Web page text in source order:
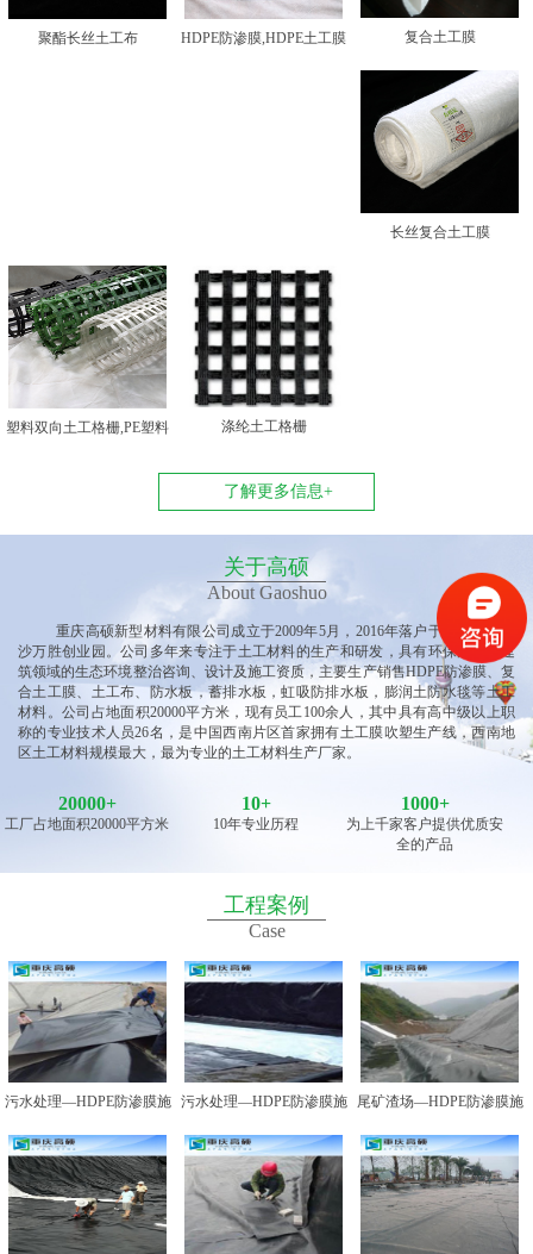
聚酯长丝土工布 HDPE防渗膜,HDPE土工膜 复合土工膜
长丝复合土工膜
塑料双向土工格栅,PE塑料 涤纶土工格栅
了解更多信息+
关于高硕
About Gaoshuo
重庆高硕新型材料有限公司 成立于2009年5月，2016年落户于重庆垫江黄
沙万胜创业园 。公司多年来专注于土工材料的生产和研发，具有环保产业、建
筑领域的生态环境整治咨询、设计及施工资质，主要生产销售HDPE防渗膜、复
合土工膜、土工布、防水板，蓄排水板，虹吸防排水板，膨润土防水毯等土工
材料。公司占地面积20000平方米，现有员工100余人，其中具有高中级以上职
称的专业技术人员26名，是中国西南片区首家拥有土工膜吹塑生产线，西南地
区土工材料规模最大，最为专业的土工材料生产厂家。
20000+
工厂占地面积20000平方米
10+
10年专业历程
1000+
为上千家客户提供优质安
全的产品
工程案例
Case
污水处理—HDPE防渗膜施
工图例一
污水处理—HDPE防渗膜施
工图例二
尾矿渣场—HDPE防渗膜施
工图例一